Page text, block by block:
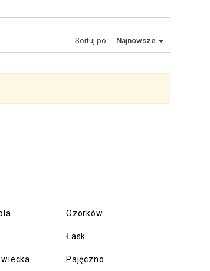
Sortuj po: Najnowsze
Ozorków
Łask
Pajęczno